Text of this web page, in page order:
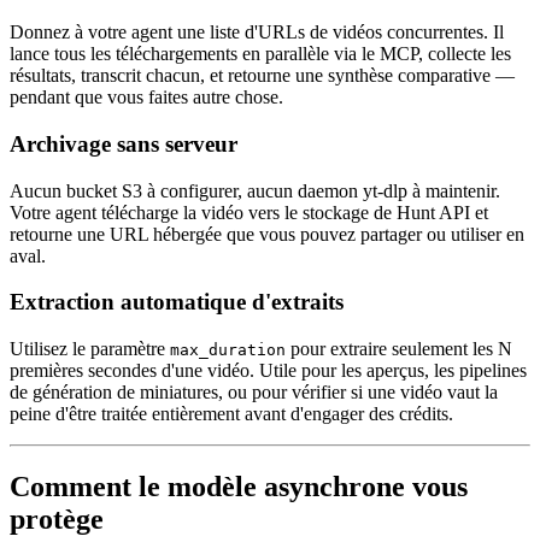
Donnez à votre agent une liste d'URLs de vidéos concurrentes. Il
lance tous les téléchargements en parallèle via le MCP, collecte les
résultats, transcrit chacun, et retourne une synthèse comparative —
pendant que vous faites autre chose.
Archivage sans serveur
Aucun bucket S3 à configurer, aucun daemon yt-dlp à maintenir.
Votre agent télécharge la vidéo vers le stockage de Hunt API et
retourne une URL hébergée que vous pouvez partager ou utiliser en
aval.
Extraction automatique d'extraits
Utilisez le paramètre max_duration pour extraire seulement les N
premières secondes d'une vidéo. Utile pour les aperçus, les pipelines
de génération de miniatures, ou pour vérifier si une vidéo vaut la
peine d'être traitée entièrement avant d'engager des crédits.
Comment le modèle asynchrone vous
protège